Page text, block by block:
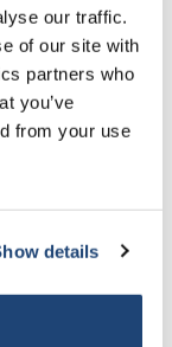
our traffic.
of our site with
partners who
you’ve
from your use
details
about
on
from
€50,00